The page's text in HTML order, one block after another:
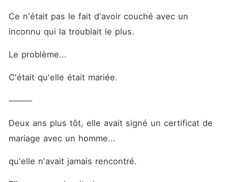
Ce n'était pas le fait d'avoir couché avec un
inconnu qui la troublait le plus.
Le problème...
C'était qu'elle était mariée.
⸻
Deux ans plus tôt, elle avait signé un certificat de
mariage avec un homme...
qu'elle n'avait jamais rencontré.